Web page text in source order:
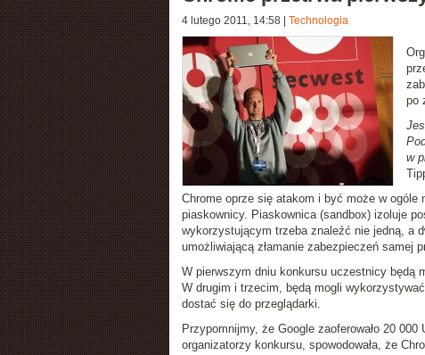
4 lutego 2011, 14:58| Technologia
po
w
Chrome oprze się atakom i być może w ogóle
piaskownicy. Piaskownica (sandbox) izoluje
wykorzystującym trzeba znaleźć nie jedną, a
umożliwiającą złamanie zabezpieczeń samej
W pierwszym dniu konkursu uczestnicy będą
W drugim i trzecim, będą mogli
dostać się do przeglądarki.
Przypomnijmy, że Google zaoferowało 20
organizatorzy konkursu, spowodowała, że